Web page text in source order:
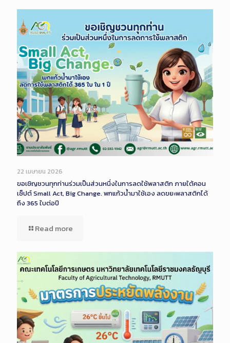
22 เมษายน 2026
ขอเชิญชวนทุกท่านร่วมเป็นส่วนหนึ่งในการลดใช้พลาสติก ภายใต้คอน
เซ็ปต์ Small Act, Big Change. พกแก้วน้ำมาใช้เอง ลดขยะพลาสติกได้
ถึง 365 ใบต่อปี
Read more